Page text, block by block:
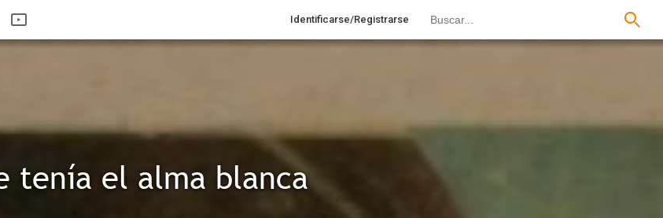
Identificarse/Registrarse
tenía el alma blanca